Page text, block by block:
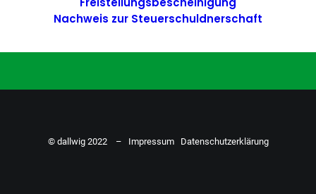
Nachweis zur Steuerschuldnerschaft
ZU DEN STELLENANGEBOTEN
© dallwig 2022 – Impressum Datenschutzerklärung